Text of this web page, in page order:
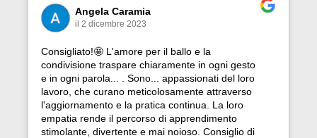
Angela Caramia
il 2 dicembre 2023
Consigliato!🤩 L'amore per il ballo e la
condivisione traspare chiaramente in ogni gesto
e in ogni parola... . Sono... appassionati del loro
lavoro, che curano meticolosamente attraverso
l'aggiornamento e la pratica continua. La loro
empatia rende il percorso di apprendimento
stimolante, divertente e mai noioso. Consiglio di